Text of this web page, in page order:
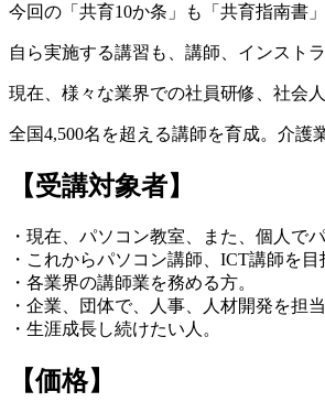
今回の「共育10か条」も「共育指南書
自ら実施する講習も、講師、インスト
現在、様々な業界での社員研修、社会
全国4,500名を超える講師を育成。介護
【受講対象者】
・現在、パソコン教室、また、個人で
・これからパソコン講師、ICT講師を目
・各業界の講師業を務める方。
・企業、団体で、人事、人材開発を担
・生涯成長し続けたい人。
【価格】